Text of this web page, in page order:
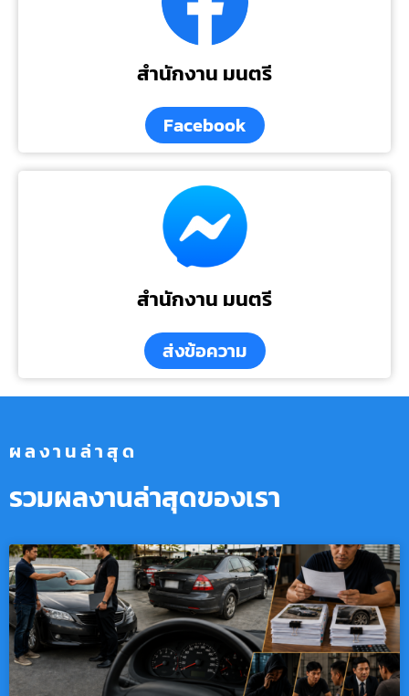
สำนักงาน มนตรี
Facebook
สำนักงาน มนตรี
ส่งข้อความ
ผลงานล่าสุด
รวมผลงานล่าสุดของเรา